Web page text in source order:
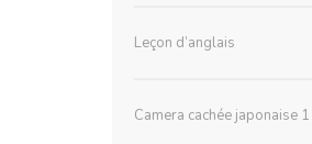
Leçon d’anglais
Camera cachée japonaise 1